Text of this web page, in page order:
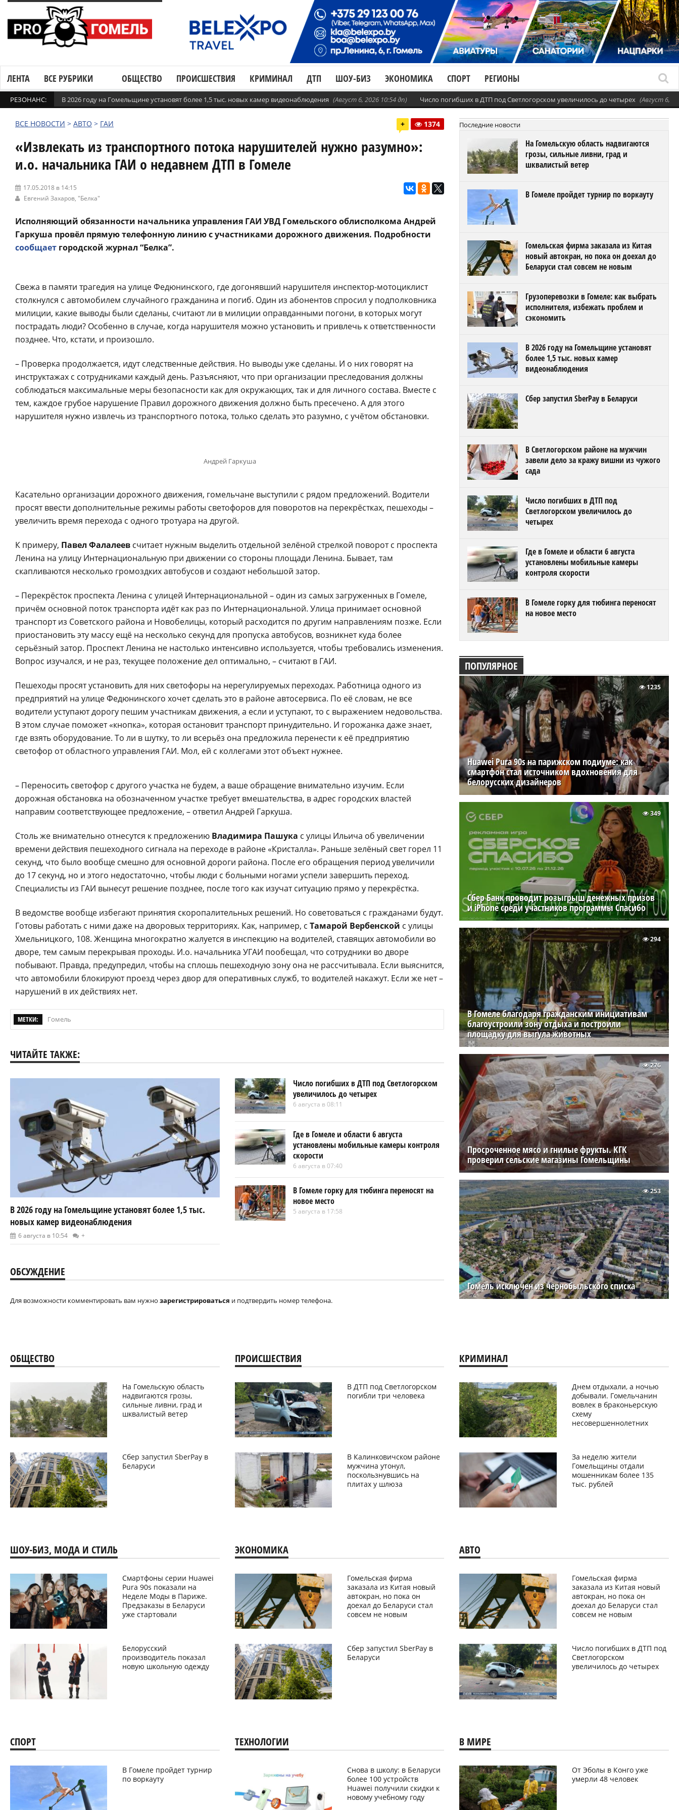
ЛЕНТА ВСЕ РУБРИКИ ОБЩЕСТВО ПРОИСШЕСТВИЯ КРИМИНАЛ ДТП ШОУ-БИЗ ЭКОНОМИКА СПОРТ РЕГИОНЫ
РЕЗОНАНС: В 2026 году на Гомельщине установят более 1,5 тыс. новых камер видеонаблюдения (Август 6, 2026 10:54 дп) Число погибших в ДТП под Светлогорском увеличилось до четырех (Август 6,
ВСЕ НОВОСТИ > АВТО > ГАИ + 1374
«Извлекать из транспортного потока нарушителей нужно разумно»:
и.о. начальника ГАИ о недавнем ДТП в Гомеле
17.05.2018 в 14:15
Евгений Захаров, "Белка"
Исполняющий обязанности начальника управления ГАИ УВД Гомельского облисполкома Андрей
Гаркуша провёл прямую телефонную линию с участниками дорожного движения. Подробности
сообщает городской журнал “Белка”.
Свежа в памяти трагедия на улице Федюнинского, где догонявший нарушителя инспектор-мотоциклист
столкнулся с автомобилем случайного гражданина и погиб. Один из абонентов спросил у подполковника
милиции, какие выводы были сделаны, считают ли в милиции оправданными погони, в которых могут
пострадать люди? Особенно в случае, когда нарушителя можно установить и привлечь к ответственности
позднее. Что, кстати, и произошло.
– Проверка продолжается, идут следственные действия. Но выводы уже сделаны. И о них говорят на
инструктажах с сотрудниками каждый день. Разъясняют, что при организации преследования должны
соблюдаться максимальные меры безопасности как для окружающих, так и для личного состава. Вместе с
тем, каждое грубое нарушение Правил дорожного движения должно быть пресечено. А для этого
нарушителя нужно извлечь из транспортного потока, только сделать это разумно, с учётом обстановки.
Андрей Гаркуша
Касательно организации дорожного движения, гомельчане выступили с рядом предложений. Водители
просят ввести дополнительные режимы работы светофоров для поворотов на перекрёстках, пешеходы –
увеличить время перехода с одного тротуара на другой.
К примеру, Павел Фалалеев считает нужным выделить отдельной зелёной стрелкой поворот с проспекта
Ленина на улицу Интернациональную при движении со стороны площади Ленина. Бывает, там
скапливаются несколько громоздких автобусов и создают небольшой затор.
– Перекрёсток проспекта Ленина с улицей Интернациональной – один из самых загруженных в Гомеле,
причём основной поток транспорта идёт как раз по Интернациональной. Улица принимает основной
транспорт из Советского района и Новобелицы, который расходится по другим направлениям позже. Если
приостановить эту массу ещё на несколько секунд для пропуска автобусов, возникнет куда более
серьёзный затор. Проспект Ленина не настолько интенсивно используется, чтобы требовались изменения.
Вопрос изучался, и не раз, текущее положение дел оптимально, – считают в ГАИ.
Пешеходы просят установить для них светофоры на нерегулируемых переходах. Работница одного из
предприятий на улице Федюнинского хочет сделать это в районе автосервиса. По её словам, не все
водители уступают дорогу пешим участникам движения, а если и уступают, то с выражением недовольства.
В этом случае поможет «кнопка», которая остановит транспорт принудительно. И горожанка даже знает,
где взять оборудование. То ли в шутку, то ли всерьёз она предложила перенести к её предприятию
светофор от областного управления ГАИ. Мол, ей с коллегами этот объект нужнее.
– Переносить светофор с другого участка не будем, а ваше обращение внимательно изучим. Если
дорожная обстановка на обозначенном участке требует вмешательства, в адрес городских властей
направим соответствующее предложение, – ответил Андрей Гаркуша.
Столь же внимательно отнесутся к предложению Владимира Пашука с улицы Ильича об увеличении
времени действия пешеходного сигнала на переходе в районе «Кристалла». Раньше зелёный свет горел 11
секунд, что было вообще смешно для основной дороги района. После его обращения период увеличили
до 17 секунд, но и этого недостаточно, чтобы люди с больными ногами успели завершить переход.
Специалисты из ГАИ вынесут решение позднее, после того как изучат ситуацию прямо у перекрёстка.
В ведомстве вообще избегают принятия скоропалительных решений. Но советоваться с гражданами будут.
Готовы работать с ними даже на дворовых территориях. Как, например, с Тамарой Вербенской с улицы
Хмельницкого, 108. Женщина многократно жалуется в инспекцию на водителей, ставящих автомобили во
дворе, тем самым перекрывая проходы. И.о. начальника УГАИ пообещал, что сотрудники во дворе
побывают. Правда, предупредил, чтобы на сплошь пешеходную зону она не рассчитывала. Если выяснится,
что автомобили блокируют проезд через двор для оперативных служб, то водителей накажут. Если же нет –
нарушений в их действиях нет.
МЕТКИ: Гомель
ЧИТАЙТЕ ТАКЖЕ:
В 2026 году на Гомельщине установят более 1,5 тыс.
новых камер видеонаблюдения
6 августа в 10:54 +
Число погибших в ДТП под Светлогорском
увеличилось до четырех
6 августа в 08:11
Где в Гомеле и области 6 августа
установлены мобильные камеры контроля
скорости
6 августа в 07:40
В Гомеле горку для тюбинга переносят на
новое место
5 августа в 17:58
ОБСУЖДЕНИЕ
Для возможности комментировать вам нужно зарегистрироваться и подтвердить номер телефона.
Последние новости
На Гомельскую область надвигаются
грозы, сильные ливни, град и
шквалистый ветер
В Гомеле пройдет турнир по воркауту
Гомельская фирма заказала из Китая
новый автокран, но пока он доехал до
Беларуси стал совсем не новым
Грузоперевозки в Гомеле: как выбрать
исполнителя, избежать проблем и
сэкономить
В 2026 году на Гомельщине установят
более 1,5 тыс. новых камер
видеонаблюдения
Сбер запустил SberPay в Беларуси
В Светлогорском районе на мужчин
завели дело за кражу вишни из чужого
сада
Число погибших в ДТП под
Светлогорском увеличилось до
четырех
Где в Гомеле и области 6 августа
установлены мобильные камеры
контроля скорости
В Гомеле горку для тюбинга переносят
на новое место
ПОПУЛЯРНОЕ
Huawei Pura 90s на парижском подиуме: как
смартфон стал источником вдохновения для
белорусских дизайнеров
1235
Сбер Банк проводит розыгрыш денежных призов
и iPhone среди участников программы Спасибо
349
В Гомеле благодаря гражданским инициативам
благоустроили зону отдыха и построили
площадку для выгула животных
294
Просроченное мясо и гнилые фрукты. КГК
проверил сельские магазины Гомельщины
276
Гомель исключен из чернобыльского списка
253
ОБЩЕСТВО
На Гомельскую область
надвигаются грозы,
сильные ливни, град и
шквалистый ветер
Сбер запустил SberPay в
Беларуси
ПРОИСШЕСТВИЯ
В ДТП под Светлогорском
погибли три человека
В Калинковичском районе
мужчина утонул,
поскользнувшись на
плитах у шлюза
КРИМИНАЛ
Днем отдыхали, а ночью
добывали. Гомельчанин
вовлек в браконьерскую
схему
несовершеннолетних
За неделю жители
Гомельщины отдали
мошенникам более 135
тыс. рублей
ШОУ-БИЗ, МОДА И СТИЛЬ
Смартфоны серии Huawei
Pura 90s показали на
Неделе Моды в Париже.
Предзаказы в Беларуси
уже стартовали
Белорусский
производитель показал
новую школьную одежду
ЭКОНОМИКА
Гомельская фирма
заказала из Китая новый
автокран, но пока он
доехал до Беларуси стал
совсем не новым
Сбер запустил SberPay в
Беларуси
АВТО
Гомельская фирма
заказала из Китая новый
автокран, но пока он
доехал до Беларуси стал
совсем не новым
Число погибших в ДТП под
Светлогорском
увеличилось до четырех
СПОРТ
В Гомеле пройдет турнир
по воркауту
ТЕХНОЛОГИИ
Снова в школу: в Беларуси
более 100 устройств
Huawei получили скидки к
новому учебному году
В МИРЕ
От Эболы в Конго уже
умерли 48 человек